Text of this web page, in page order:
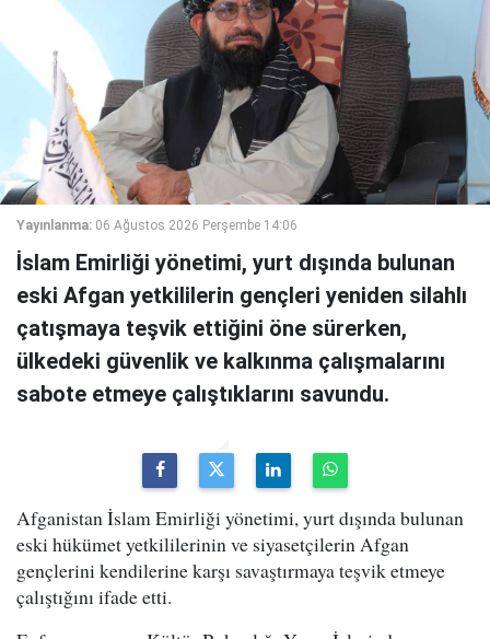
Yayınlanma: 06 Ağustos 2026 Perşembe 14:06
İslam Emirliği yönetimi, yurt dışında bulunan
eski Afgan yetkililerin gençleri yeniden silahlı
çatışmaya teşvik ettiğini öne sürerken,
ülkedeki güvenlik ve kalkınma çalışmalarını
sabote etmeye çalıştıklarını savundu.
Afganistan İslam Emirliği yönetimi, yurt dışında bulunan
eski hükümet yetkililerinin ve siyasetçilerin Afgan
gençlerini kendilerine karşı savaştırmaya teşvik etmeye
çalıştığını ifade etti.